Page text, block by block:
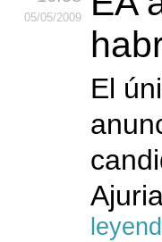
05/05/2009
El